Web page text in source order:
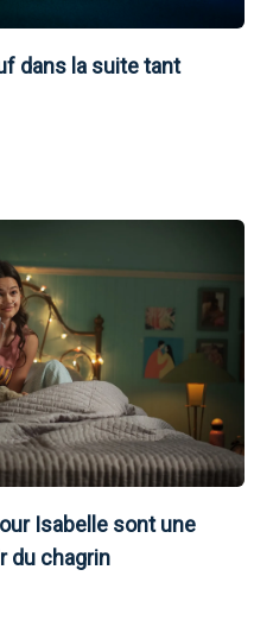
dans la suite tant
Isabelle sont une
du chagrin